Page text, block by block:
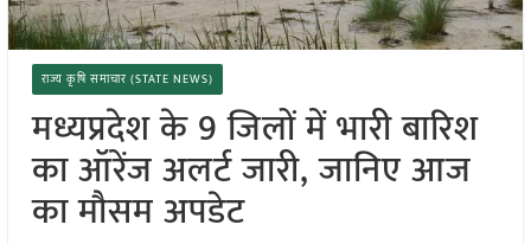
राज्य कृषि समाचार (STATE NEWS)
मध्यप्रदेश के 9 जिलों में भारी बारिश
का ऑरेंज अलर्ट जारी, जानिए आज
का मौसम अपडेट